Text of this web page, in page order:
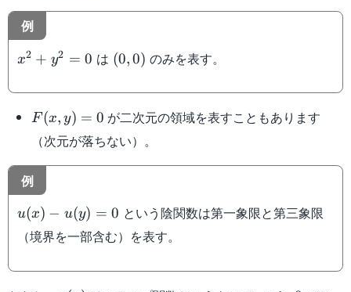
例
x^2+y^2=0
x2 + y2 = 0 は (0,0)
(0,0) のみを表す。
F(x,y)=0
F (x, y) = 0 が二次元の領域を表すこともあります
（次元が落ちない）。
例
u(x)-
u(y)=0
u(x) − u(y) = 0 という陰関数は第一象限と第三象限
（境界を一部含む）を表す。